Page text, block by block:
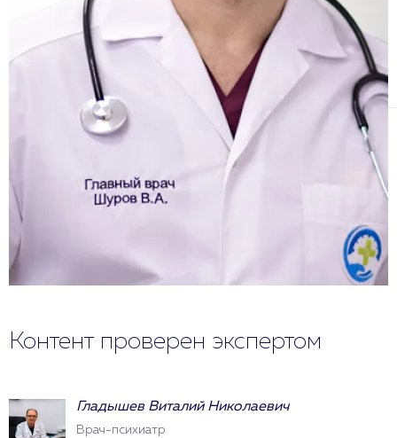
Контент проверен экспертом
Гладышев Виталий Николаевич
Врач-психиатр